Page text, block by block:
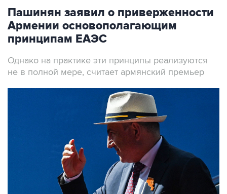
Пашинян заявил о приверженности
Армении основополагающим
принципам ЕАЭС
Однако на практике эти принципы реализуются
не в полной мере, считает армянский премьер